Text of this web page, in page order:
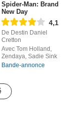
Spider-Man: Brand
New Day
4,1
De Destin Daniel
Cretton
Avec Tom Holland,
Zendaya, Sadie Sink
Bande-annonce